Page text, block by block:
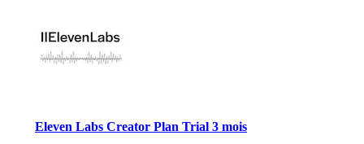
Eleven Labs Creator Plan Trial 3 mois